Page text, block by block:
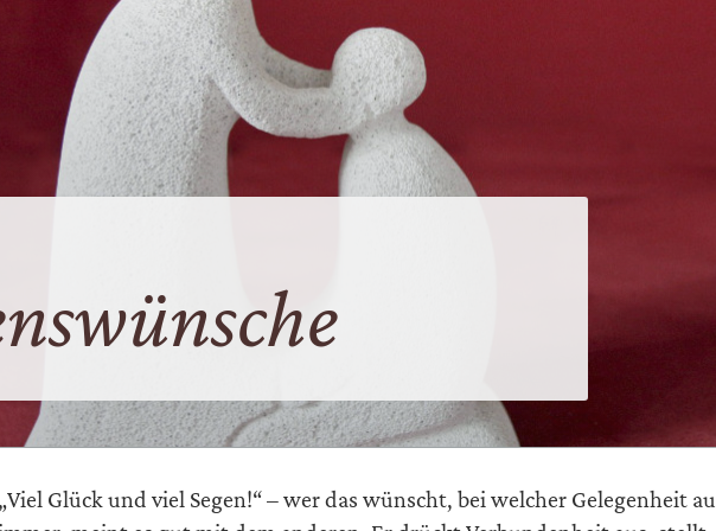
„Viel Glück und viel Segen!“ – wer das wünscht, bei welcher Gelegenheit